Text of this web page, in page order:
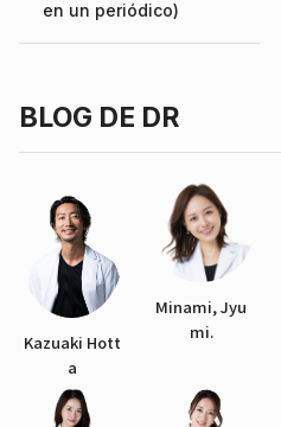
en un periódico)
BLOG DE DR
Kazuaki Hott
a
Minami, Jyu
mi.